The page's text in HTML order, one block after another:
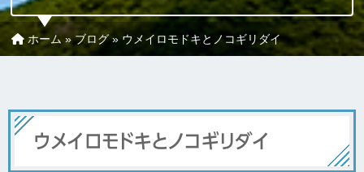
ホーム »ブログ» ウメイロモドキとノコギリダイ
ウメイロモドキとノコギリダイ